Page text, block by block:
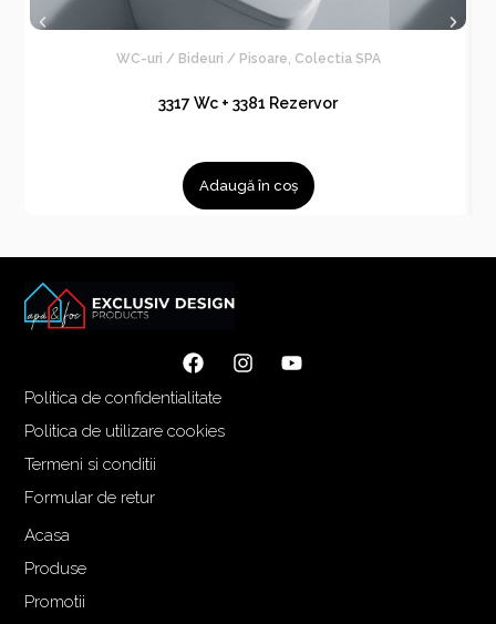
WC-uri / Bideuri / Pisoare Colectia SPA
3317 Wc + 3381 Rezervor
Adaugă în coș
Politica de confidentialitate
Politica de utilizare cookies
Termeni si conditii
Formular de retur
Acasa
Produse
Promotii